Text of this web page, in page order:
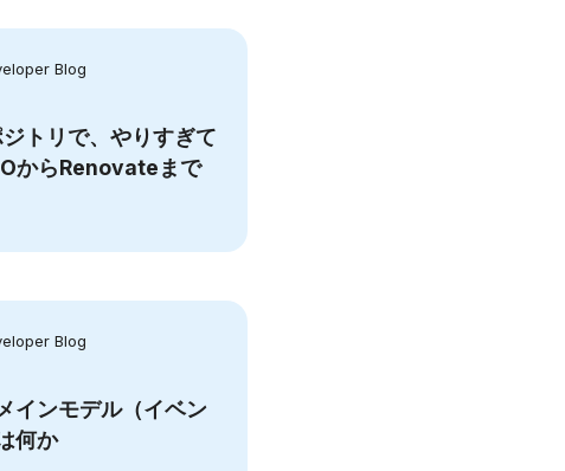
Blog
トリで、やりすぎて
からRenovateまで
Blog
インモデル（イベン
何か